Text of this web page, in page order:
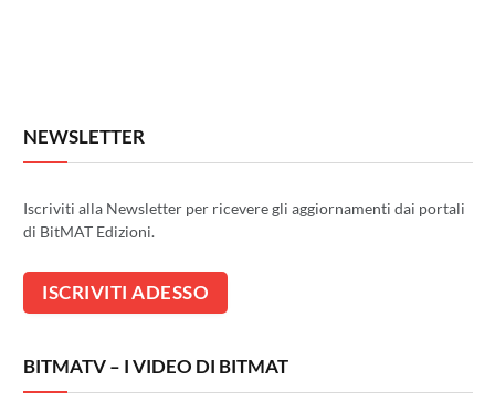
NEWSLETTER
Iscriviti alla Newsletter per ricevere gli aggiornamenti dai portali
di BitMAT Edizioni.
BITMATV – I VIDEO DI BITMAT